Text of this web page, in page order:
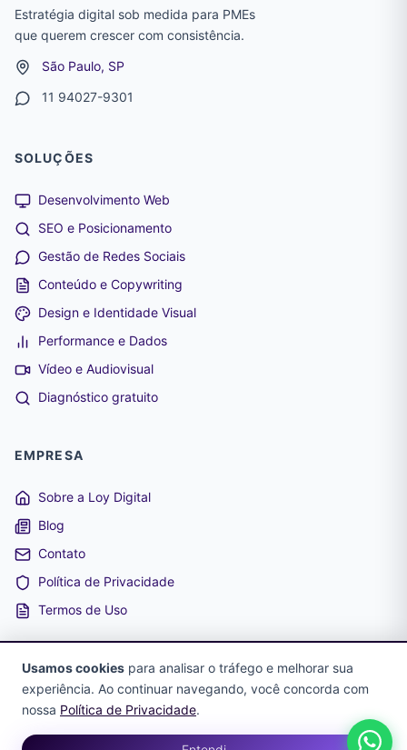
Usamos cookies para analisar o tráfego e melhorar sua
experiência. Ao continuar navegando, você concorda com
nossa Política de Privacidade.
Estratégia digital sob medida para PMEs
que querem crescer com consistência.
São Paulo, SP
11 94027-9301
SOLUÇÕES
Desenvolvimento Web
SEO e Posicionamento
Gestão de Redes Sociais
Conteúdo e Copywriting
Design e Identidade Visual
Performance e Dados
Vídeo e Audiovisual
Diagnóstico gratuito
EMPRESA
Sobre a Loy Digital
Blog
Contato
Política de Privacidade
Termos de Uso
© 2026 Loy Digital. Todos os direitos reservados. CNPJ: